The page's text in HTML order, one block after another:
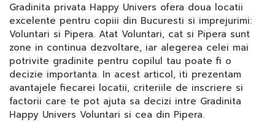
Gradinita privata Happy Univers ofera doua locatii
excelente pentru copiii din Bucuresti si imprejurimi:
Voluntari si Pipera. Atat Voluntari, cat si Pipera sunt
zone in continua dezvoltare, iar alegerea celei mai
potrivite gradinite pentru copilul tau poate fi o
decizie importanta. In acest articol, iti prezentam
avantajele fiecarei locatii, criteriile de inscriere si
factorii care te pot ajuta sa decizi intre Gradinita
Happy Univers Voluntari si cea din Pipera.